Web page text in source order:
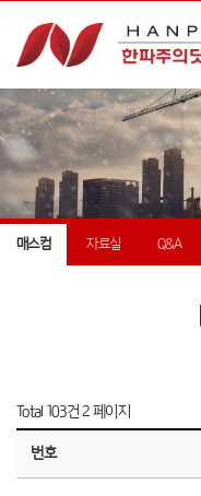
매스컴 자료실 Q&A
Total 103건2 페이지
번호